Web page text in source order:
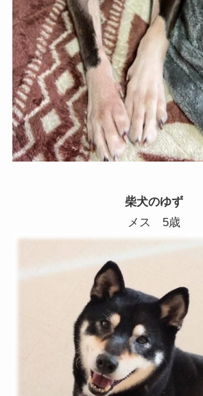
柴犬のゆず
メス 5歳